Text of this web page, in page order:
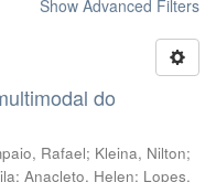
Show Advanced Filters
do
Rafael; Kleina, Nilton;
; Anacleto, Helen; Lopes,